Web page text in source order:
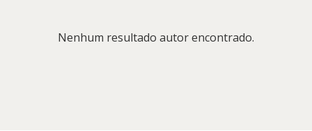
Nenhum resultado autor encontrado.